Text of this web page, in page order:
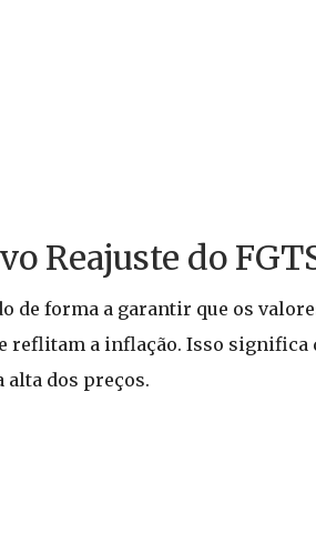
Reajuste do
de forma a garantir que os
a inflação. Isso significa
alta dos preços.